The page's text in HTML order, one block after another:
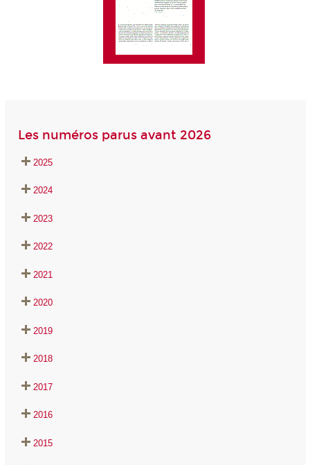
Les numéros parus avant 2026
2025
2024
2023
2022
2021
2020
2019
2018
2017
2016
2015